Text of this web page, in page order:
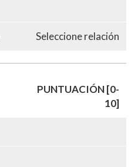
Seleccione relación
PUNTUACIÓN [0-
10]